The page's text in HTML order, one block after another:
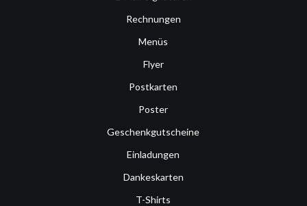
Rechnungen
Menüs
Flyer
Postkarten
Poster
Geschenkgutscheine
Einladungen
Dankeskarten
T-Shirts